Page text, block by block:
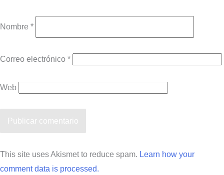
Nombre *
Correo electrónico *
Web
This site uses Akismet to reduce spam. Learn how your
comment data is processed.